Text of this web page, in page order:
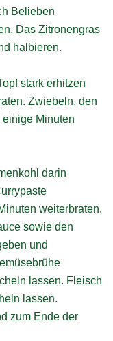
Belieben
Das Zitronengras
halbieren.
stark erhitzen
Zwiebeln, den
Minuten
darin
weiterbraten.
sowie den
und
lassen. Fleisch
lassen.
zum Ende der